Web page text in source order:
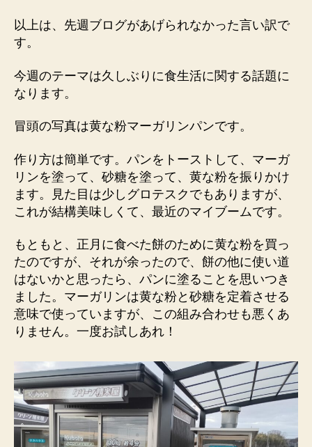
以上は、先週ブログがあげられなかった言い訳で
す。
今週のテーマは久しぶりに食生活に関する話題に
なります。
冒頭の写真は黄な粉マーガリンパンです。
作り方は簡単です。パンをトーストして、マーガ
リンを塗って、砂糖を塗って、黄な粉を振りかけ
ます。見た目は少しグロテスクでもありますが、
これが結構美味しくて、最近のマイブームです。
もともと、正月に食べた餅のために黄な粉を買っ
たのですが、それが余ったので、餅の他に使い道
はないかと思ったら、パンに塗ることを思いつき
ました。マーガリンは黄な粉と砂糖を定着させる
意味で使っていますが、この組み合わせも悪くあ
りません。一度お試しあれ！